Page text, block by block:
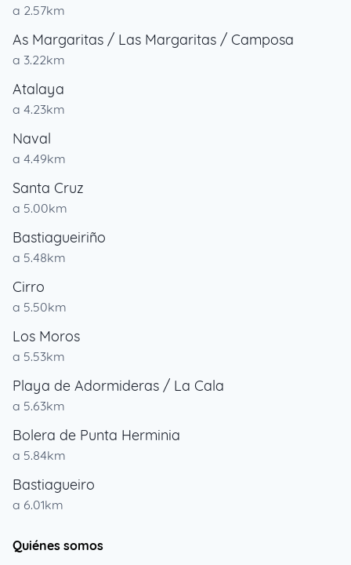
a 2.57km
As Margaritas / Las Margaritas / Camposa
a 3.22km
Atalaya
a 4.23km
Naval
a 4.49km
Santa Cruz
a 5.00km
Bastiagueiriño
a 5.48km
Cirro
a 5.50km
Los Moros
a 5.53km
Playa de Adormideras / La Cala
a 5.63km
Bolera de Punta Herminia
a 5.84km
Bastiagueiro
a 6.01km
Quiénes somos